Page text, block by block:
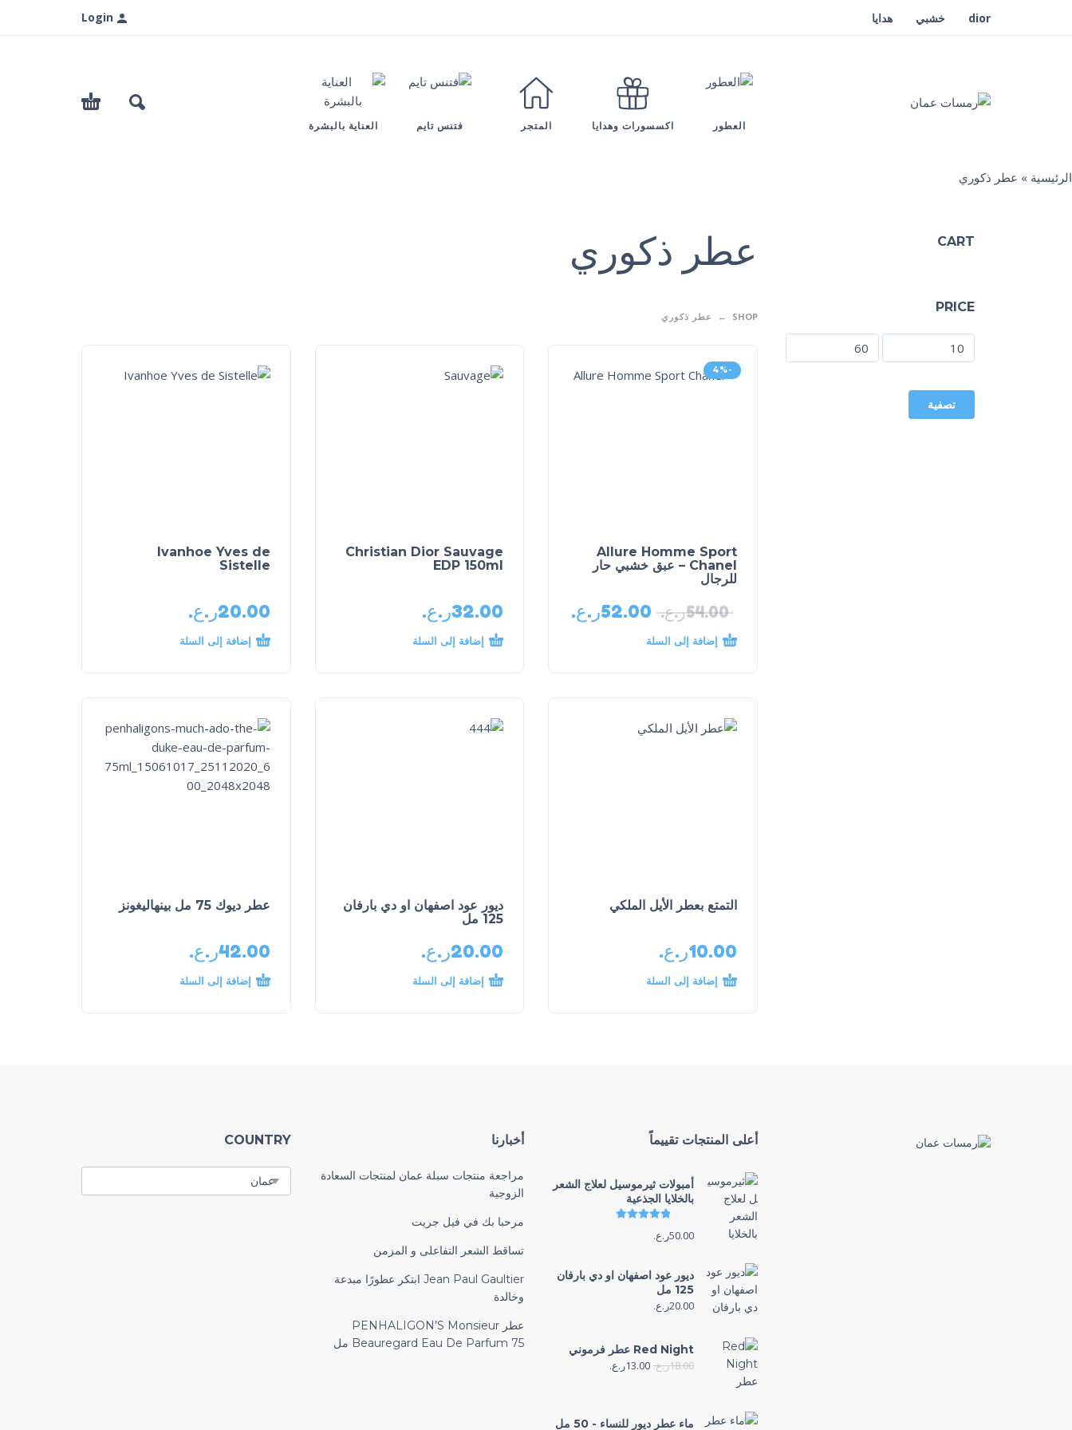
dior خشبي هدايا Login
العطور اكسسورات وهدايا المتجر فتنس تايم العناية بالبشرة
الرئيسية » عطر ذكوري
CART
PRICE
تصفية
عطر ذكوري
SHOP عطر ذكوري
-4%
Allure Homme Sport
Chanel – عبق خشبي حار
للرجال
54.00ر.ع. 52.00ر.ع.
إضافة إلى السلة
Christian Dior Sauvage
EDP 150ml
32.00ر.ع.
إضافة إلى السلة
Ivanhoe Yves de
Sistelle
20.00ر.ع.
إضافة إلى السلة
التمتع بعطر الأيل الملكي
10.00ر.ع.
إضافة إلى السلة
ديور عود اصفهان او دي بارفان
125 مل
20.00ر.ع.
إضافة إلى السلة
عطر ديوك 75 مل بينهاليغونز
42.00ر.ع.
إضافة إلى السلة
أعلى المنتجات تقييماً
أمبولات ثيرموسيل لعلاج الشعر
بالخلايا الجذعية
تم التقييم
50.00ر.ع.
ديور عود اصفهان او دي بارفان
125 مل
20.00ر.ع.
Red Night عطر فرموني
18.00ر.ع. 13.00ر.ع.
ماء عطر ديور للنساء - 50 مل
أخبارنا
مراجعة منتجات سبلة عمان لمنتجات السعادة
الزوجية
مرحبا بك في فيل جريت
تساقط الشعر التفاعلى و المزمن
Jean Paul Gaultier ابتكر عطورًا مبدعة
وخالدة
عطر PENHALIGON’S Monsieur
Beauregard Eau De Parfum 75 مل
COUNTRY